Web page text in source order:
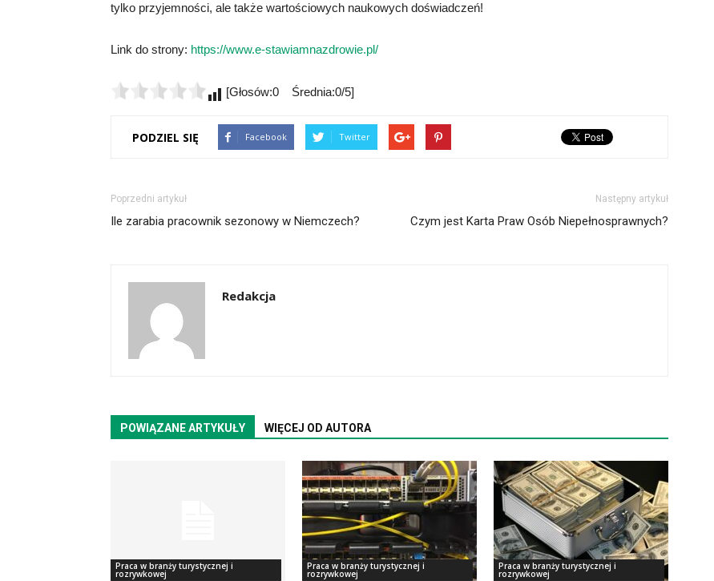
tylko przyjemności, ale także wartościowych naukowych doświadczeń!
Link do strony: https://www.e-stawiamnazdrowie.pl/
[Głosów:0 Średnia:0/5]
PODZIEL SIĘ Facebook Twitter
Poprzedni artykuł
Ile zarabia pracownik sezonowy w Niemczech?
Następny artykuł
Czym jest Karta Praw Osób Niepełnosprawnych?
Redakcja
POWIĄZANE ARTYKUŁY WIĘCEJ OD AUTORA
Praca w branży turystycznej i
rozrywkowej
Praca w branży turystycznej i
rozrywkowej
Praca w branży turystycznej i
rozrywkowej